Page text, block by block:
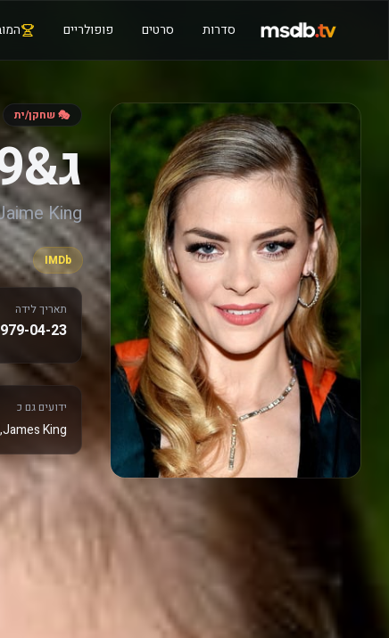
סדרות סרטים פופולריים
🎭 שחקן/ית
ג&amp;#039;יימי קינג
King
IMDb
תאריך לידה
04-23
ידועים גם כ
King,|,